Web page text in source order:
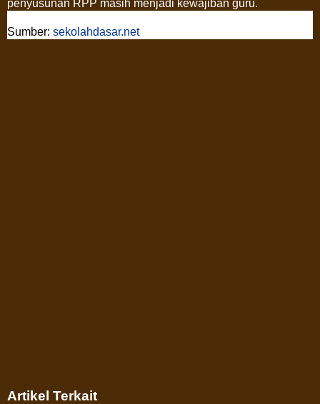
penyusunan RPP masih menjadi kewajiban guru.
Sumber: sekolahdasar.net
Artikel Terkait